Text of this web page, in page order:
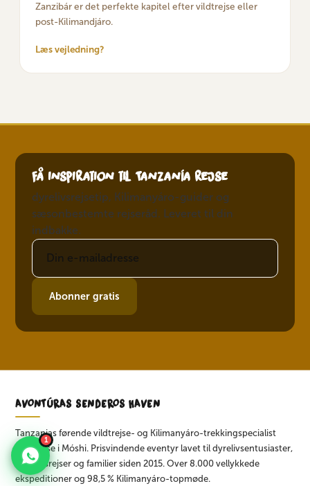
Zanzibár er det perfekte kapitel efter vildtrejse eller
post-Kilimandjáro.
Læs vejledning?
Få inspiration til Tanzanía rejse
dyrelivsrejsetip, Kilimanyáro-guider og
sæsonbestemte rejseråd. Leveret til din
indbakke.
Abonner gratis
AVONTÚRAS SENDEROS HAVEN
Tanzanias førende vildtrejse- og Kilimanyáro-trekkingspecialist
med base i Móshi. Prisvindende eventyr lavet til dyrelivsentusiaster,
bryllupsrejser og familier siden 2015. Over 8.000 vellykkede
ekspeditioner og 98,5 % Kilimanyáro-topmøde.
1